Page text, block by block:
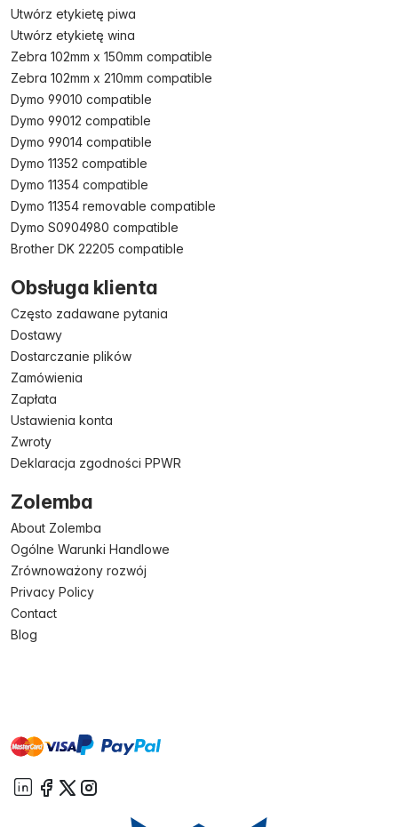
Utwórz etykietę piwa
Utwórz etykietę wina
Zebra 102mm x 150mm compatible
Zebra 102mm x 210mm compatible
Dymo 99010 compatible
Dymo 99012 compatible
Dymo 99014 compatible
Dymo 11352 compatible
Dymo 11354 compatible
Dymo 11354 removable compatible
Dymo S0904980 compatible
Brother DK 22205 compatible
Obsługa klienta
Często zadawane pytania
Dostawy
Dostarczanie plików
Zamówienia
Zapłata
Ustawienia konta
Zwroty
Deklaracja zgodności PPWR
Zolemba
About Zolemba
Ogólne Warunki Handlowe
Zrównoważony rozwój
Privacy Policy
Contact
Blog
mastervisa paypal